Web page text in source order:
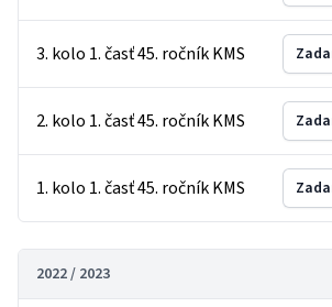
3. kolo 1. časť 45. ročník KMS
2. kolo 1. časť 45. ročník KMS
1. kolo 1. časť 45. ročník KMS
2022 / 2023